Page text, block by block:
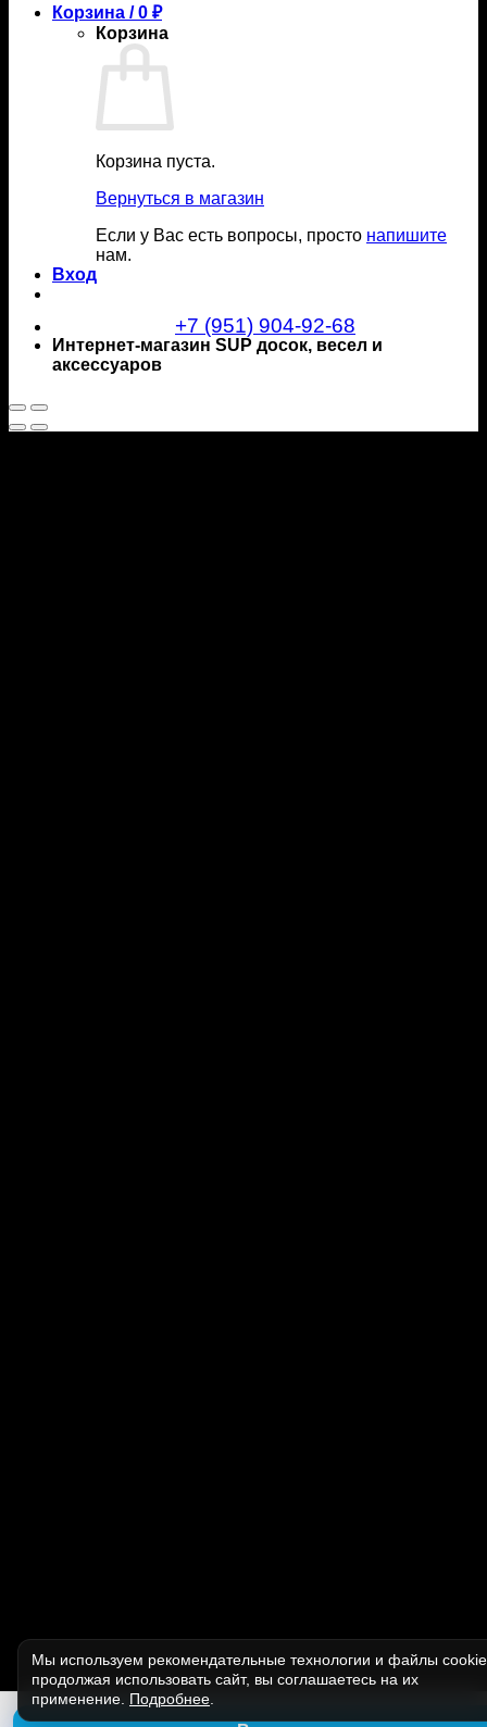
Корзина /0 ₽
Корзина
Корзина пуста.
Вернуться в магазин
Если у Вас есть вопросы, просто напишите
нам.
Вход
+7 (951) 904-92-68
Интернет-магазин SUP досок, весел и
аксессуаров
Мы используем рекомендательные технологии и файлы
продолжая использовать сайт, вы соглашаетесь на их
применение. Подробнее.